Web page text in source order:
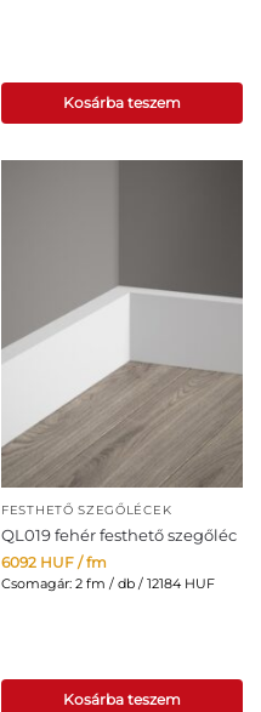
Kosárba teszem
FESTHETŐ SZEGŐLÉCEK
QL019 fehér festhető szegőléc
6092 HUF / fm
Csomagár: 2 fm / db / 12184 HUF
Kosárba teszem